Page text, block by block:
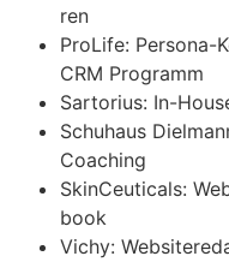
ren
Pro­Li­fe: Per­so­na-
CRM Pro­gramm
Sar­to­ri­us: In-
Schuh­aus
Coa­ching
Skin­Ceu­ti­cals:
book
Vichy: